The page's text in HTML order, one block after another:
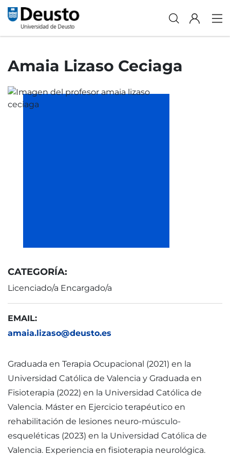
Amaia Lizaso Ceciaga
CATEGORÍA:
Licenciado/a Encargado/a
EMAIL:
amaia.lizaso@deusto.es
Graduada en Terapia Ocupacional (2021) en la
Universidad Católica de Valencia y Graduada en
Fisioterapia (2022) en la Universidad Católica de
Valencia. Máster en Ejercicio terapéutico en
rehabilitación de lesiones neuro-músculo-
esqueléticas (2023) en la Universidad Católica de
Valencia. Experiencia en fisioterapia neurológica.